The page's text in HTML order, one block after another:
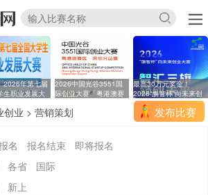
2026年第七届
生职业发展大
2026中国光谷3551国
际创业大赛「粤港澳赛
最高30万元奖金！
2026“旗智杯”向未来创
业
发布比赛
创业 > 营销策划
名 报名结束
即将报名
各省
国际
新上